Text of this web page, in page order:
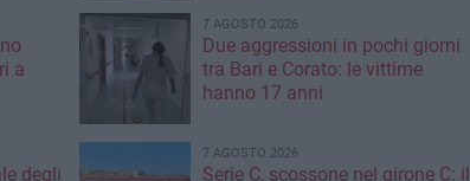
a
7 AGOSTO 2026
Due aggressioni in pochi giorni
tra Bari e Corato: le vittime
hanno 17 anni
degli
7 AGOSTO 2026
Serie C, scossone nel girone C: il